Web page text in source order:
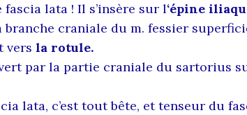
lata ! Il s’insère sur l‘épine
craniale du m. fessier
vers la rotule.
par la partie craniale du sartorius
lata, c’est tout bête, et tenseur du